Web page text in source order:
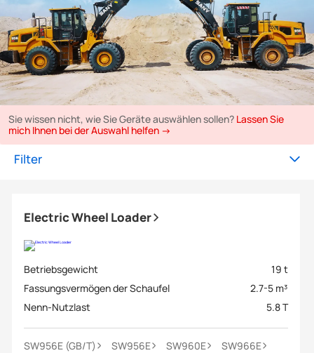
Sie wissen nicht, wie Sie Geräte auswählen sollen? Lassen Sie
mich Ihnen bei der Auswahl helfen →
Filter
Electric Wheel Loader
Betriebsgewicht
19 t
Fassungsvermögen der Schaufel
2.7-5 m³
Nenn-Nutzlast
5.8 T
SW956E (GB/T) SW956E SW960E SW966E